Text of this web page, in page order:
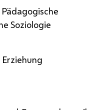
Soziologie